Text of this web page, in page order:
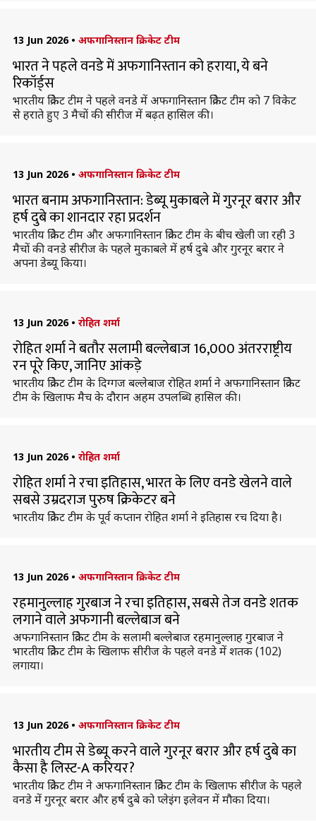
13 Jun 2026 • अफगानिस्तान क्रिकेट टीम
भारत ने पहले वनडे में अफगानिस्तान को हराया, ये बने
रिकॉर्ड्स
भारतीय क्रिकेट टीम ने पहले वनडे में अफगानिस्तान क्रिकेट टीम को 7 विकेट
से हराते हुए 3 मैचों की सीरीज में बढ़त हासिल की।
13 Jun 2026 • अफगानिस्तान क्रिकेट टीम
भारत बनाम अफगानिस्तान: डेब्यू मुकाबले में गुरनूर बरार और
हर्ष दुबे का शानदार रहा प्रदर्शन
भारतीय क्रिकेट टीम और अफगानिस्तान क्रिकेट टीम के बीच खेली जा रही 3
मैचों की वनडे सीरीज के पहले मुकाबले में हर्ष दुबे और गुरनूर बरार ने
अपना डेब्यू किया।
13 Jun 2026 • रोहित शर्मा
रोहित शर्मा ने बतौर सलामी बल्लेबाज 16,000 अंतरराष्ट्रीय
रन पूरे किए, जानिए आंकड़े
भारतीय क्रिकेट टीम के दिग्गज बल्लेबाज रोहित शर्मा ने अफगानिस्तान क्रिकेट
टीम के खिलाफ मैच के दौरान अहम उपलब्धि हासिल की।
13 Jun 2026 • रोहित शर्मा
रोहित शर्मा ने रचा इतिहास, भारत के लिए वनडे खेलने वाले
सबसे उम्रदराज पुरुष क्रिकेटर बने
भारतीय क्रिकेट टीम के पूर्व कप्तान रोहित शर्मा ने इतिहास रच दिया है।
13 Jun 2026 • अफगानिस्तान क्रिकेट टीम
रहमानुल्लाह गुरबाज ने रचा इतिहास, सबसे तेज वनडे शतक
लगाने वाले अफगानी बल्लेबाज बने
अफगानिस्तान क्रिकेट टीम के सलामी बल्लेबाज रहमानुल्लाह गुरबाज ने
भारतीय क्रिकेट टीम के खिलाफ सीरीज के पहले वनडे में शतक (102)
लगाया।
13 Jun 2026 • अफगानिस्तान क्रिकेट टीम
भारतीय टीम से डेब्यू करने वाले गुरनूर बरार और हर्ष दुबे का
कैसा है लिस्ट-A करियर?
भारतीय क्रिकेट टीम ने अफगानिस्तान क्रिकेट टीम के खिलाफ सीरीज के पहले
वनडे में गुरनूर बरार और हर्ष दुबे को प्लेइंग इलेवन में मौका दिया।